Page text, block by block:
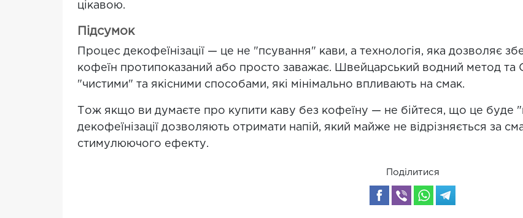
цікавою.
Підсумок
Процес декофеїнізації — це не "псування" кави, а технологія, яка дозволяє
кофеїн протипоказаний або просто заважає. Швейцарський водний метод
"чистими" та якісними способами, які мінімально впливають на смак.
Тож якщо ви думаєте про купити каву без кофеїну — не бійтеся, що це буде
декофеїнізації дозволяють отримати напій, який майже не відрізняється за
стимулюючого ефекту.
Поділитися